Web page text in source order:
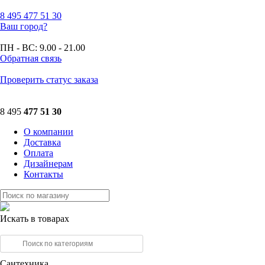
8 495 477 51 30
Ваш город?
ПН - ВС: 9.00 - 21.00
Обратная связь
Проверить статус заказа
8 495 477 51 30
О компании
Доставка
Оплата
Дизайнерам
Контакты
Искать в товарах